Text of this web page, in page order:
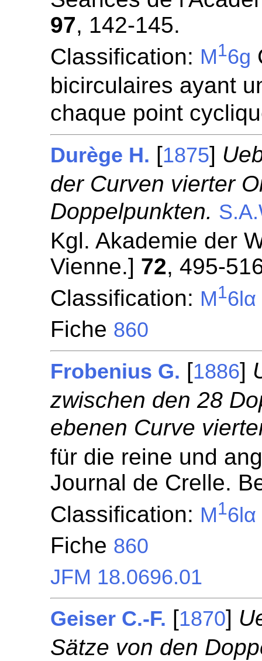
97, 142-145.
Classification: M16g
bicirculaires ayant
chaque point
Durège H. [1875]
der Curven vierter
Doppelpunkten.
Kgl. Akademie der
Vienne.] 72, 495-
Classification: M16lα
Fiche 860
Frobenius G. [1886]
zwischen den 28
ebenen Curve
für die reine und
Journal de Crelle.
Classification: M16lα
Fiche 860
JFM 18.0696.01
Geiser C.-F. [1870]
Sätze von den